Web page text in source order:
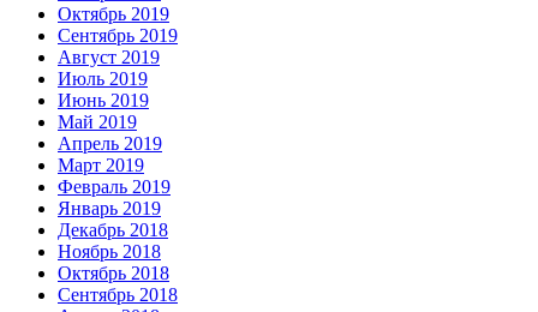
Октябрь 2019
Сентябрь 2019
Август 2019
Июль 2019
Июнь 2019
Май 2019
Апрель 2019
Март 2019
Февраль 2019
Январь 2019
Декабрь 2018
Ноябрь 2018
Октябрь 2018
Сентябрь 2018